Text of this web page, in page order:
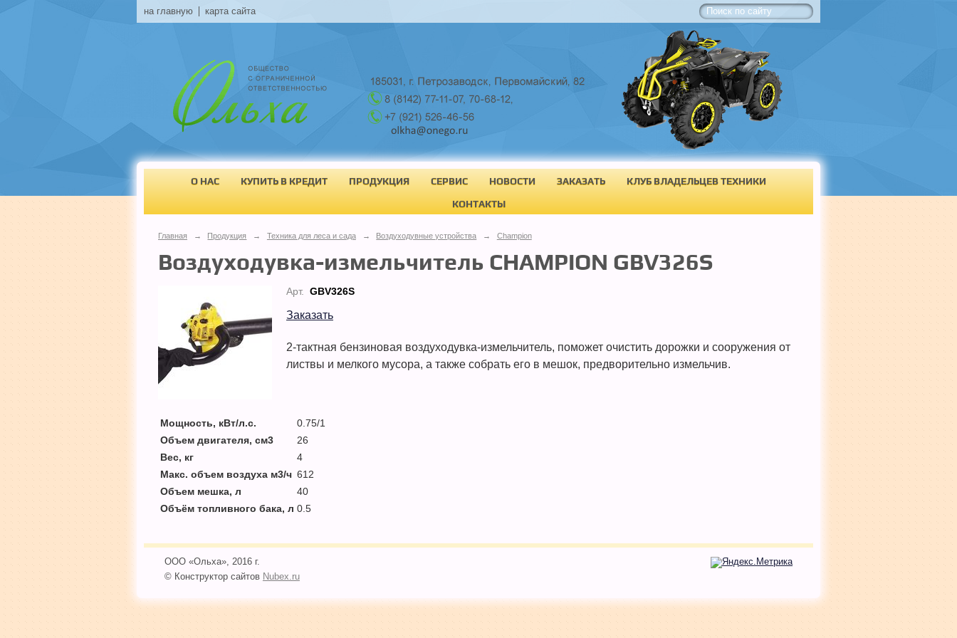
на главную карта сайта
О НАС КУПИТЬ В КРЕДИТ ПРОДУКЦИЯ СЕРВИС НОВОСТИ ЗАКАЗАТЬ
КЛУБ ВЛАДЕЛЬЦЕВ ТЕХНИКИ
КОНТАКТЫ
Главная → Продукция → Техника для леса и сада → Воздуходувные устройства → Champion
Воздуходувка-измельчитель CHAMPION GВV326S
Арт. GBV326S
Заказать
2-тактная бензиновая воздуходувка-измельчитель, поможет очистить дорожки и сооружения от
листвы и мелкого мусора, а также собрать его в мешок, предворительно измельчив.
Мощность, кВт/л.с.
0.75/1
Объем двигателя, см3
26
Вес, кг
4
Макс. объем воздуха м3/ч 612
Объем мешка, л
40
Объём топливного бака, л 0.5
ООО «Ольха», 2016 г.
© Конструктор сайтов Nubex.ru